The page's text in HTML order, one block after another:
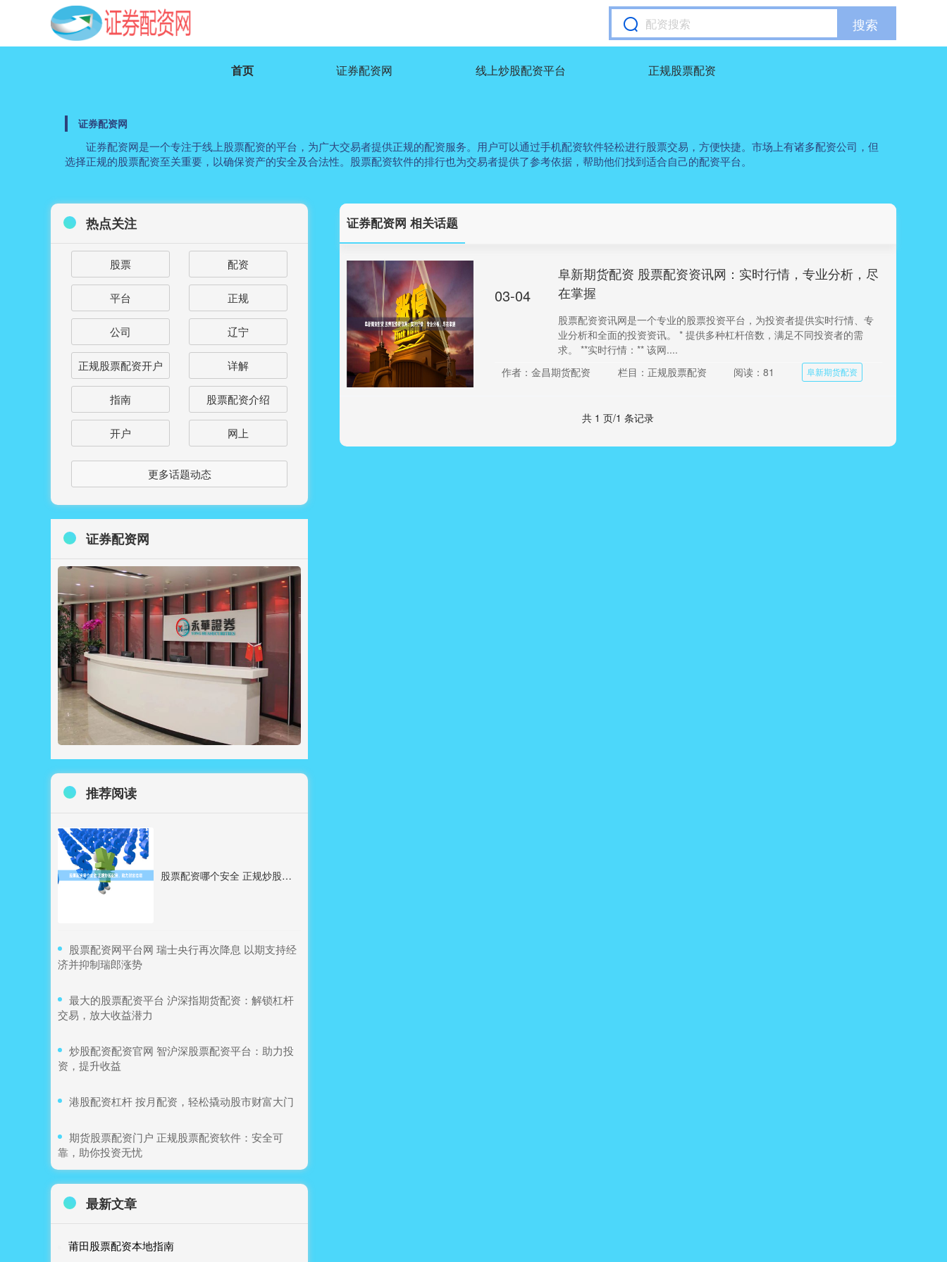
搜索
首页 证券配资网 线上炒股配资平台 正规股票配资
证券配资网
证券配资网是一个专注于线上股票配资的平台，为广大交易者提供正规的配资服务。用户可以通过手机配资软件轻松进行股票交易，方便快捷。市场上有诸多配资公司，但
选择正规的股票配资至关重要，以确保资产的安全及合法性。股票配资软件的排行也为交易者提供了参考依据，帮助他们找到适合自己的配资平台。
证券配资网 相关话题
03-04
阜新期货配资 股票配资资讯网：实时行情，专业分析，尽
在掌握
股票配资资讯网是一个专业的股票投资平台，为投资者提供实时行情、专
业分析和全面的投资资讯。 * 提供多种杠杆倍数，满足不同投资者的需
求。 **实时行情：** 该网....
作者：金昌期货配资
栏目：正规股票配资 阅读：81 阜新期货配资
共 1 页/1 条记录
热点关注
股票 配资
平台 正规
公司 辽宁
正规股票配资开户 详解
指南 股票配资介绍
开户 网上
更多话题动态
证券配资网
推荐阅读
股票配资哪个安全 正规炒股配资，助力财富倍增
​股票配资网平台网 瑞士央行再次降息 以期支持经
济并抑制瑞郎涨势
​最大的股票配资平台 沪深指期货配资：解锁杠杆
交易，放大收益潜力
​炒股配资配资官网 智沪深股票配资平台：助力投
资，提升收益
​港股配资杠杆 按月配资，轻松撬动股市财富大门
​期货股票配资门户 正规股票配资软件：安全可
靠，助你投资无忧
最新文章
莆田股票配资本地指南